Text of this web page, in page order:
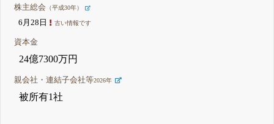
株主総会 （平成30年）
6月28日 古い情報です
資本金
24億7300万円
親会社・連結子会社等2026年
被所有1社